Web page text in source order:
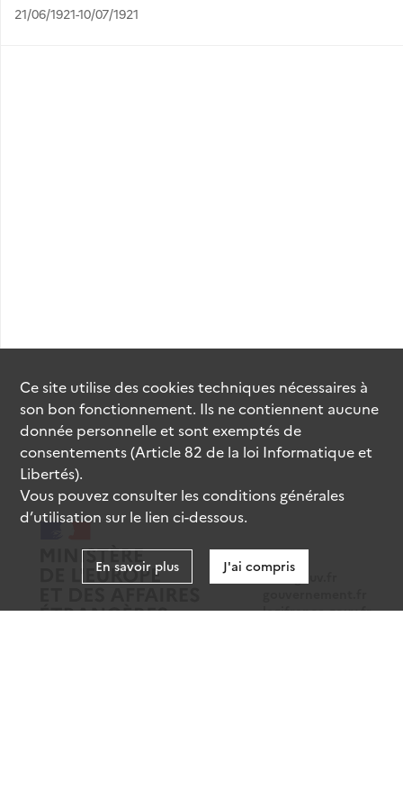
21/06/1921-10/07/1921
data.gouv.fr
legifrance.gouv.fr
Ce site utilise descookiestechniques nécessaires à
son bon fonctionnement. Ils ne contiennent aucune
donnée personnelle et sont exemptés de
consentements (Article 82 de la loi Informatique et
Libertés).
Vous pouvez consulter les conditions générales
d’utilisation sur le lien ci-dessous.
En savoir plus J'ai compris